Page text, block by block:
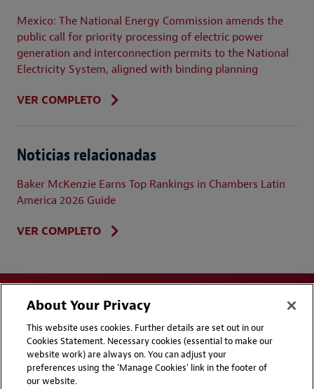
Mexico: The National Energy Commission amends the
public call for priority processing of electric power
generation and interconnection permits to the National
Electricity System, aligned with binding planning
VER COMPLETO
Noticias relacionadas
Baker McKenzie Earns Top Rankings in Chambers Latin
America 2026 Guide
VER COMPLETO
Disclaimers
Privacy & Cookies Statement
About Your Privacy
This website uses cookies. Further details are set out in our
Cookies Statement. Necessary cookies (essential to make our
website work) are always on. You can adjust your
preferences using the 'Manage Cookies' link in the footer of
our website.